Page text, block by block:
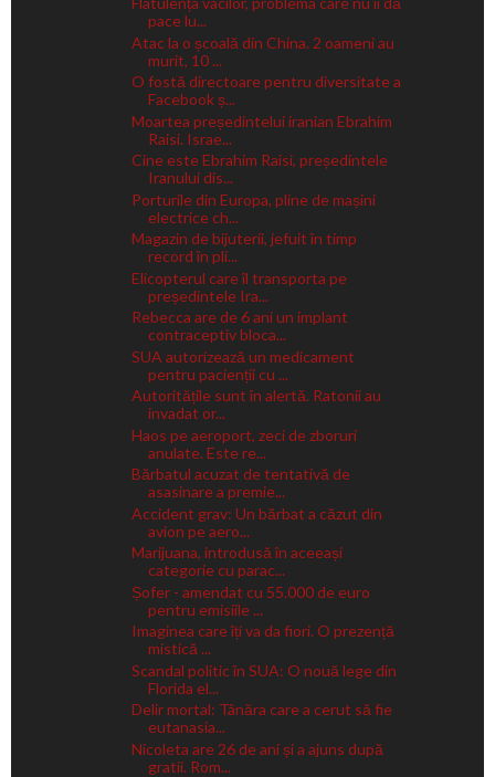
pace lu...
Atac la o școală din China. 2 oameni au
murit, 10 ...
O fostă directoare pentru diversitate a
Facebook ș...
Moartea președintelui iranian Ebrahim
Raisi. Israe...
Cine este Ebrahim Raisi, președintele
Iranului dis...
Porturile din Europa, pline de mașini
electrice ch...
Magazin de bijuterii, jefuit în timp
record în pli...
Elicopterul care îl transporta pe
președintele Ira...
Rebecca are de 6 ani un implant
contraceptiv bloca...
SUA autorizează un medicament
pentru pacienții cu ...
Autoritățile sunt în alertă. Ratonii au
invadat or...
Haos pe aeroport, zeci de zboruri
anulate. Este re...
Bărbatul acuzat de tentativă de
asasinare a premie...
Accident grav: Un bărbat a căzut din
avion pe aero...
Marijuana, introdusă în aceeași
categorie cu parac...
Șofer - amendat cu 55.000 de euro
pentru emisiile ...
Imaginea care îți va da fiori. O prezență
mistică ...
Scandal politic în SUA: O nouă lege din
Florida el...
Delir mortal: Tânăra care a cerut să fie
eutanasia...
Nicoleta are 26 de ani și a ajuns după
gratii. Rom...